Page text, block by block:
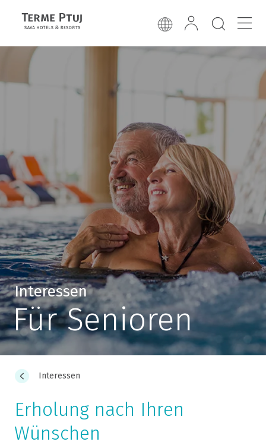
Interessen
Für Senioren
Interessen
Erholung nach Ihren
Wünschen